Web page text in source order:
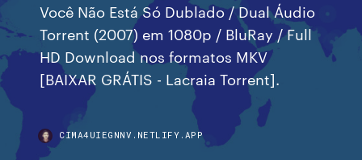
Você Não Está Só Dublado / Dual Áudio
Torrent (2007) em 1080p / BluRay / Full
HD Download nos formatos MKV
[BAIXAR GRÁTIS - Lacraia Torrent].
CIMA4UIEGNNV.NETLIFY.APP